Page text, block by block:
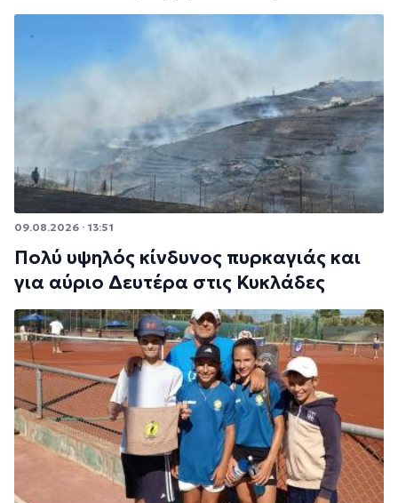
09.08.2026 · 13:51
Πολύ υψηλός κίνδυνος πυρκαγιάς και
για αύριο Δευτέρα στις Κυκλάδες